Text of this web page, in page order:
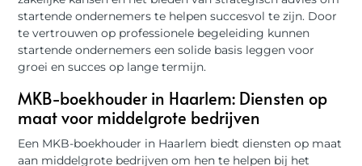
startende ondernemers te helpen succesvol te zijn. Door
te vertrouwen op professionele begeleiding kunnen
startende ondernemers een solide basis leggen voor
groei en succes op lange termijn.
MKB-boekhouder in Haarlem: Diensten op
maat voor middelgrote bedrijven
Een MKB-boekhouder in Haarlem biedt diensten op maat
aan middelgrote bedrijven om hen te helpen bij het